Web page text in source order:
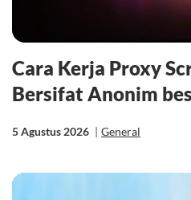
Cara Kerja Proxy
Bersifat Anonim
5 Agustus 2026 | General